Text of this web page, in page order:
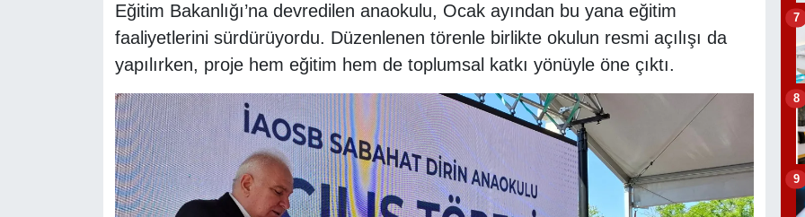
Eğitim Bakanlığı’na devredilen anaokulu, Ocak ayından bu yana eğitim
faaliyetlerini sürdürüyordu. Düzenlenen törenle birlikte okulun resmi açılışı da
yapılırken, proje hem eğitim hem de toplumsal katkı yönüyle öne çıktı.
7
8
9